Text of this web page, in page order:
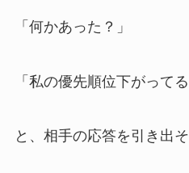
「何かあった？」
「私の優先順位下がってる
と、相手の応答を引き出